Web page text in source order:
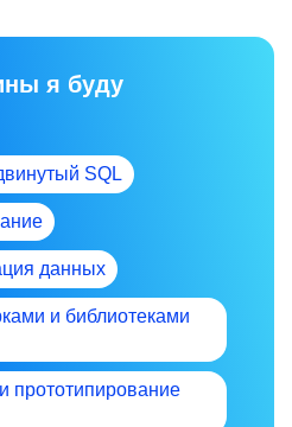
я буду
SQL
данных
и библиотеками
прототипирование